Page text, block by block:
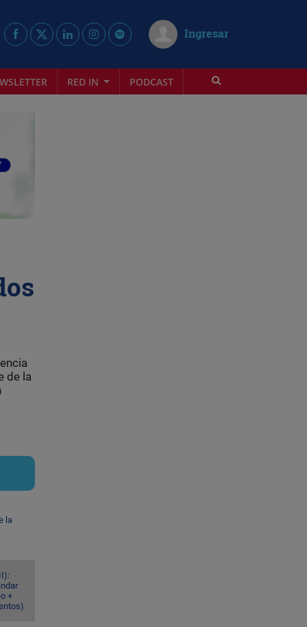
Ingresar
RED IN PODCAST
de la
la
+